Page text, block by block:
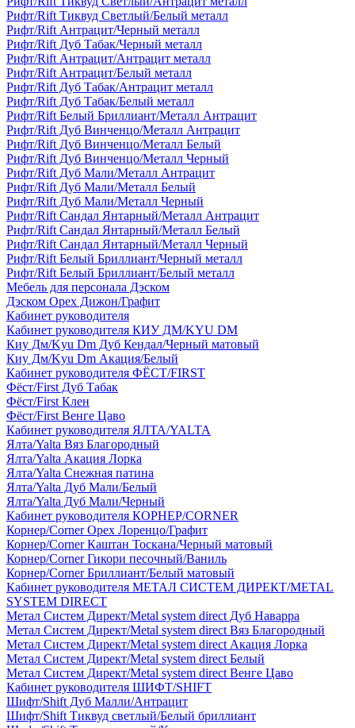
Рифт/Rift Тиквуд Светлый/Белый металл
Рифт/Rift Антрацит/Черный металл
Рифт/Rift Дуб Табак/Черный металл
Рифт/Rift Антрацит/Антрацит металл
Рифт/Rift Антрацит/Белый металл
Рифт/Rift Дуб Табак/Антрацит металл
Рифт/Rift Дуб Табак/Белый металл
Рифт/Rift Белый Бриллиант/Металл Антрацит
Рифт/Rift Дуб Винченцо/Металл Антрацит
Рифт/Rift Дуб Винченцо/Металл Белый
Рифт/Rift Дуб Винченцо/Металл Черный
Рифт/Rift Дуб Мали/Металл Антрацит
Рифт/Rift Дуб Мали/Металл Белый
Рифт/Rift Дуб Мали/Металл Черный
Рифт/Rift Сандал Янтарный/Металл Антрацит
Рифт/Rift Сандал Янтарный/Металл Белый
Рифт/Rift Сандал Янтарный/Металл Черный
Рифт/Rift Белый Бриллиант/Черный металл
Рифт/Rift Белый Бриллиант/Белый металл
Мебель для персонала Дэском
Дэском Орех Дижон/Графит
Кабинет руководителя
Кабинет руководителя КИУ ДМ/KYU DM
Киу Дм/Kyu Dm Дуб Кендал/Черный матовый
Киу Дм/Kyu Dm Акация/Белый
Кабинет руководителя ФЁСТ/FIRST
Фёст/First Дуб Табак
Фёст/First Клен
Фёст/First Венге Цаво
Кабинет руководителя ЯЛТА/YALTA
Ялта/Yalta Вяз Благородный
Ялта/Yalta Акация Лорка
Ялта/Yalta Снежная патина
Ялта/Yalta Дуб Мали/Белый
Ялта/Yalta Дуб Мали/Черный
Кабинет руководителя КОРНЕР/CORNER
Корнер/Corner Орех Лоренцо/Графит
Корнер/Corner Каштан Тоскана/Черный матовый
Корнер/Corner Гикори песочный/Ваниль
Корнер/Corner Бриллиант/Белый матовый
Кабинет руководителя МЕТАЛ СИСТЕМ ДИРЕКТ/METAL
SYSTEM DIRECT
Метал Систем Директ/Metal system direct Дуб Наварра
Метал Систем Директ/Metal system direct Вяз Благородный
Метал Систем Директ/Metal system direct Акация Лорка
Метал Систем Директ/Metal system direct Белый
Метал Систем Директ/Metal system direct Венге Цаво
Кабинет руководителя ШИФТ/SHIFT
Шифт/Shift Дуб Малли/Антрацит
Шифт/Shift Тиквуд светлый/Белый бриллиант